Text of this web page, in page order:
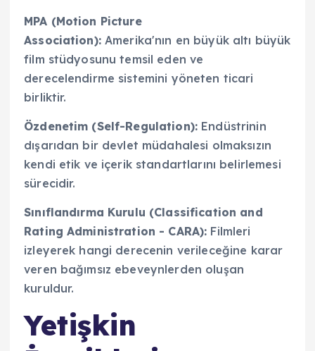
MPA (Motion Picture
Association):Amerika'nın en büyük altı büyük
film stüdyosunu temsil eden ve
derecelendirme sistemini yöneten ticari
birliktir.
Özdenetim (Self-Regulation): Endüstrinin
dışarıdan bir devlet müdahalesi olmaksızın
kendi etik ve içerik standartlarını belirlemesi
sürecidir.
Sınıflandırma Kurulu (Classification and
Rating Administration - CARA): Filmleri
izleyerek hangi derecenin verileceğine karar
veren bağımsız ebeveynlerden oluşan
kuruldur.
Yetişkin